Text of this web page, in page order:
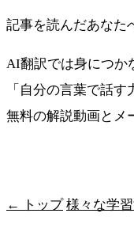
記事を読んだあなた
AI翻訳では身につか
「自分の言葉で話す
無料の解説動画とメ
← トップ 様々な学